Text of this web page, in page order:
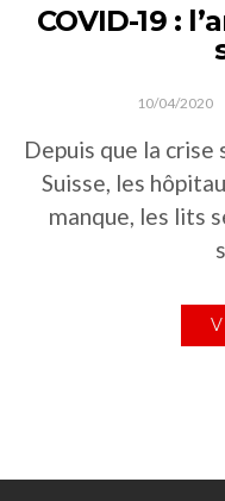
COVID-19 :
10/04/2020
Depuis que la crise
Suisse, les
manque, les lits